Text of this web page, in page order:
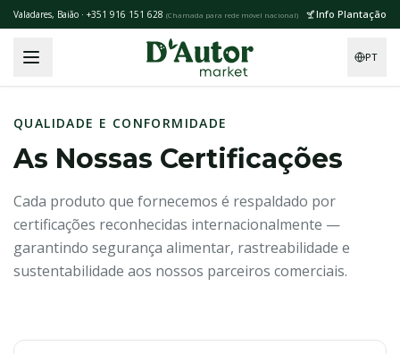
Skip to main content
Valadares, Baião · +351 916 151 628 (Chamada para rede móvel nacional) Info Plantação
PT
QUALIDADE E CONFORMIDADE
As Nossas Certificações
Cada produto que fornecemos é respaldado por
certificações reconhecidas internacionalmente —
garantindo segurança alimentar, rastreabilidade e
sustentabilidade aos nossos parceiros comerciais.